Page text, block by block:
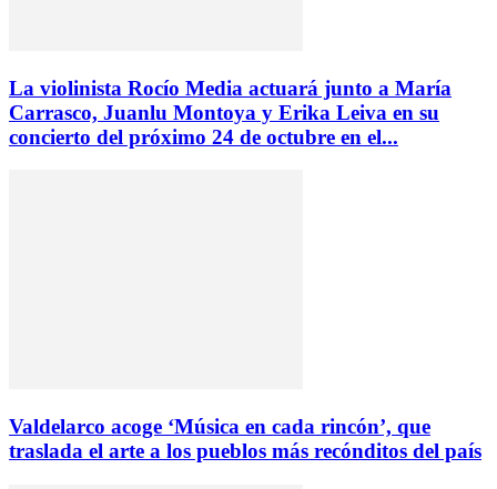
La violinista Rocío Media actuará junto a María
Carrasco, Juanlu Montoya y Erika Leiva en su
concierto del próximo 24 de octubre en el...
Valdelarco acoge ‘Música en cada rincón’, que
traslada el arte a los pueblos más recónditos del país